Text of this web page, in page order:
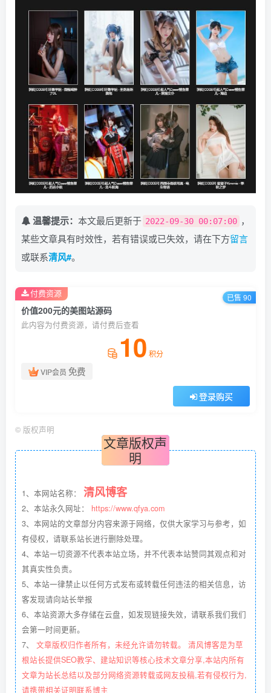
温馨提示： 本文最后更新于 2022-09-30 00:07:00 ，
某些文章具有时效性，若有错误或已失效，请在下方留言
或联系清风#。
价值200元的美图站源码
此内容为付费资源，请付费后查看
10 积分
VIP会员 免费
登录购买
付费资源 已售 90
© 版权声明
文章版权声
明
1、本网站名称： 清风博客
2、本站永久网址： https://www.qfya.com
3、本网站的文章部分内容来源于网络，仅供大家学习与参考，如
有侵权，请联系站长进行删除处理。
4、本站一切资源不代表本站立场，并不代表本站赞同其观点和对
其真实性负责。
5、本站一律禁止以任何方式发布或转载任何违法的相关信息，访
客发现请向站长举报
6、本站资源大多存储在云盘，如发现链接失效，请联系我们我们
会第一时间更新。
7、 文章版权归作者所有，未经允许请勿转载。 清风博客是为草
根站长提供SEO教学、建站知识等核心技术文章分享,本站内所有
文章为站长总结以及部分网络资源转载或网友投稿,若有侵权行为,
请携带相关证明联系博主